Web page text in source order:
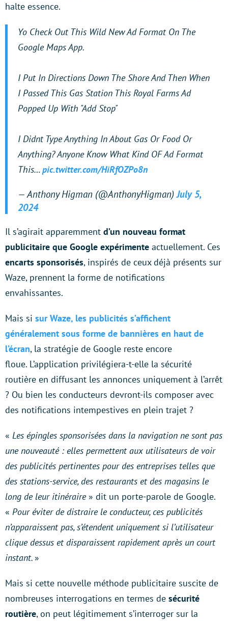
halte essence.
Yo Check Out This Wild New Ad Format On The
Google Maps App.
I Put In Directions Down The Shore And Then When
I Passed This Gas Station This Royal Farms Ad
Popped Up With "Add Stop"
I Didnt Type Anything In About Gas Or Food Or
Anything? Anyone Know What Kind OF Ad Format
This…pic.twitter.com/HiRfOZPo8n
— Anthony Higman (@AnthonyHigman)July 5,
2024
Il s’agirait apparemment d’un nouveau format
publicitaire que Google expérimente actuellement. Ces
encarts sponsorisés, inspirés de ceux déjà présents sur
Waze, prennent la forme de notifications
envahissantes.
Mais si sur Waze, les publicités s’affichent
généralement sous forme de bannières en haut de
l’écran, la stratégie de Google reste encore
floue. L’application privilégiera-t-elle la sécurité
routière en diffusant les annonces uniquement à l’arrêt
? Ou bien les conducteurs devront-ils composer avec
des notifications intempestives en plein trajet ?
« Les épingles sponsorisées dans la navigation ne sont pas
une nouveauté : elles permettent aux utilisateurs de voir
des publicités pertinentes pour des entreprises telles que
des stations-service, des restaurants et des magasins le
long de leur itinéraire» dit un porte-parole de Google.
« Pour éviter de distraire le conducteur, ces publicités
n’apparaissent pas, s’étendent uniquement si l’utilisateur
clique dessus et disparaissent rapidement après un court
instant. »
Mais si cette nouvelle méthode publicitaire suscite de
nombreuses interrogations en termes de sécurité
routière, on peut légitimement s’interroger sur la